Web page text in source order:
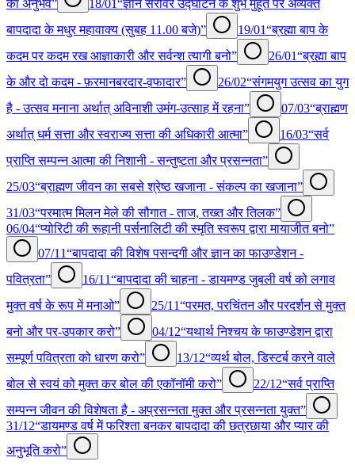
का अनुभव”
18/01“ज्ञान सरोवर उद्घाटन के शुभ मुहूर्त पर अव्यक्त
बापदादा के मधुर महावाक्य (सुबह 11.00 बजे)”
19/01“ब्रह्मा बाप के
कदम पर कदम रख आज्ञाकारी और सर्वन्श त्यागी बनो”
26/01“ब्रह्मा बाप
के और दो कदम - फ़रमानबरदार-व़फादार”
26/02“संगमयुग उत्सव का युग
है - उत्सव मनाना अर्थात् अविनाशी उमंग-उत्साह में रहना”
07/03“ब्राह्मण
अर्थात् धर्म सत्ता और स्वराज्य सत्ता की अधिकारी आत्मा”
16/03“सर्व
प्राप्ति सम्पन्न आत्मा की निशानी - सन्तुष्टता और प्रसन्नता”
25/03“ब्राह्मण जीवन का सबसे श्रेष्ठ खजाना - संकल्प का खजाना”
31/03“परमात्म मिलन मेले की सौगात - ताज, तख्त और तिलक”
06/04“प्योरिटी की रूहानी पर्सनालिटी की स्मृति स्वरूप द्वारा मायाजीत बनो”
07/11“बापदादा की विशेष पसन्दगी और ज्ञान का फाउण्डेशन -
पवित्रता”
16/11“बापदादा की चाहना - डायमण्ड जुबली वर्ष को लगाव
मुक्त वर्ष के रूप में मनाओ”
25/11“परमत, परचिंतन और परदर्शन से मुक्त
बनो और पर-उपकार करो”
04/12“यथार्थ निश्चय के फाउण्डेशन द्वारा
सम्पूर्ण पवित्रता को धारण करो”
13/12“व्यर्थ बोल, डिस्टर्ब करने वाले
बोल से स्वयं को मुक्त कर बोल की एकॉनॉमी करो”
22/12“सर्व प्राप्ति
सम्पन्न जीवन की विशेषता है - अप्रसन्नता मुक्त और प्रसन्नता युक्त”
31/12“डायमण्ड वर्ष में फरिश्ता बनकर बापदादा की छत्रछाया और प्यार की
अनुभूति करो”